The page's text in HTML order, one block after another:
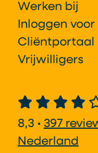
Werken bij
Inloggen
Cliëntportaal
Vrijwilligers
8,3 • 397
Nederland